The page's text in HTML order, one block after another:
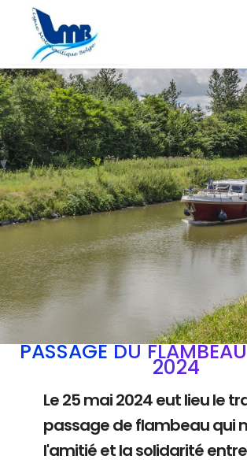
PASSAGE DU
2024
Le 25 mai 2024 eut lieu le
passage de flambeau qui
l'amitié et la solidarité